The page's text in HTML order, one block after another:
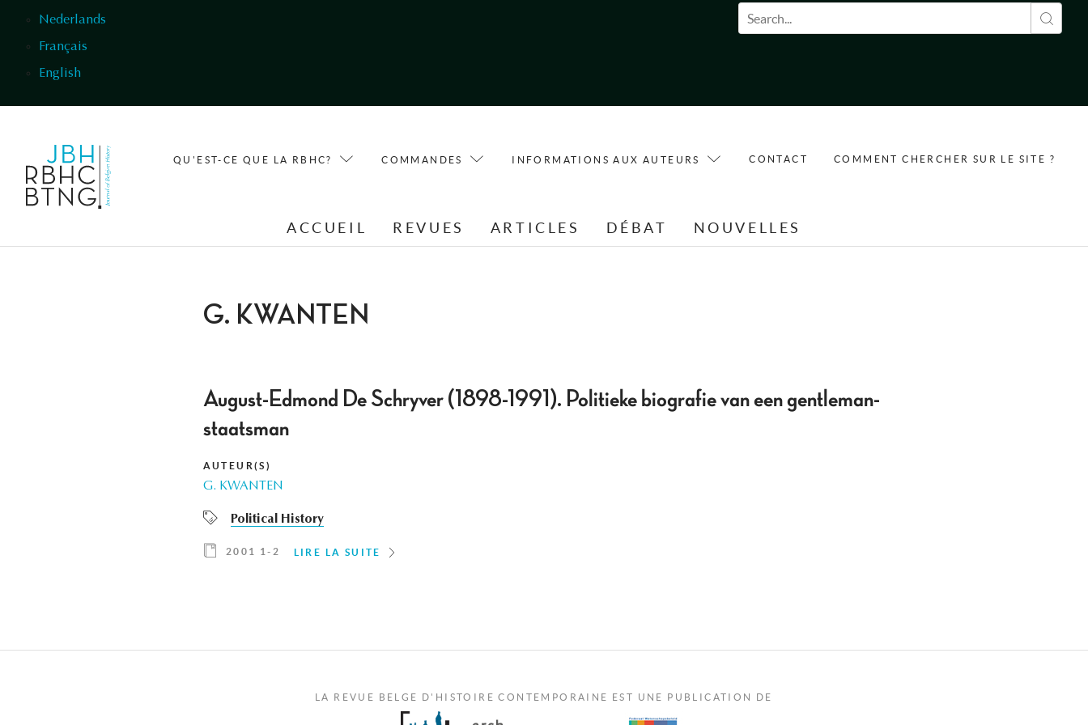
Nederlands
Français
English
Formulaire de recherche
QU'EST-CE QUE LA RBHC? COMMANDES INFORMATIONS AUX AUTEURS CONTACT COMMENT CHERCHER SUR LE SITE ?
ACCUEIL REVUES ARTICLES DÉBAT NOUVELLES
G. KWANTEN
August-Edmond De Schryver (1898-1991). Politieke biografie van een gentleman-
staatsman
AUTEUR(S)
G. KWANTEN
Political History
2001 1-2 LIRE LA SUITE
LA REVUE BELGE D'HISTOIRE CONTEMPORAINE EST UNE PUBLICATION DE